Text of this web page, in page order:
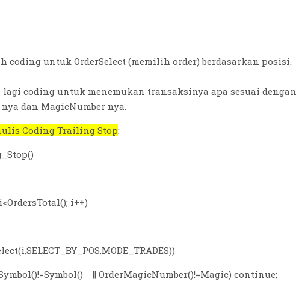
coding untuk OrderSelect (memilih order) berdasarkan posisi.
lagi coding untuk menemukan transaksinya apa sesuai dengan
dan MagicNumber nya.
Coding Trailing Stop:
i++)
|| OrderMagicNumber()!=Magic) continue;